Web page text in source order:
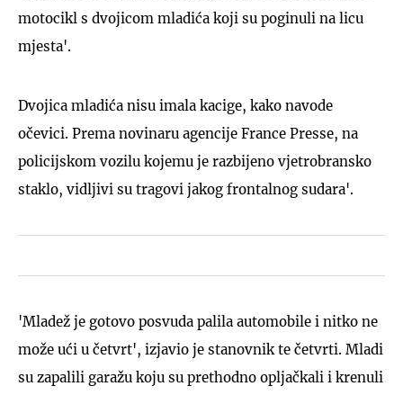
motocikl s dvojicom mladića koji su poginuli na licu
mjesta'.
Dvojica mladića nisu imala kacige, kako navode
očevici. Prema novinaru agencije France Presse, na
policijskom vozilu kojemu je razbijeno vjetrobransko
staklo, vidljivi su tragovi jakog frontalnog sudara'.
'Mladež je gotovo posvuda palila automobile i nitko ne
može ući u četvrt', izjavio je stanovnik te četvrti. Mladi
su zapalili garažu koju su prethodno opljačkali i krenuli